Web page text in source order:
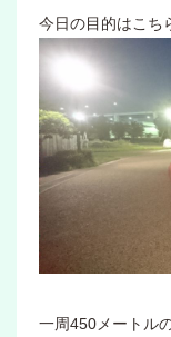
今日の目的はこち
一周450メートル